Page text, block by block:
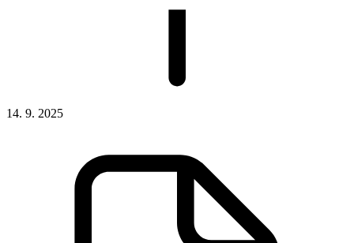
14. 9. 2025